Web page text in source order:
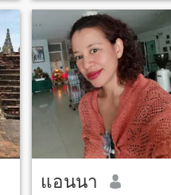
oriented person, and I want
the person I talk to to love my
family too. Fühlen Sie sich
frei, mir eine Nachricht zu
schicken, wenn Sie möchten. -
Ja.
แอนนา